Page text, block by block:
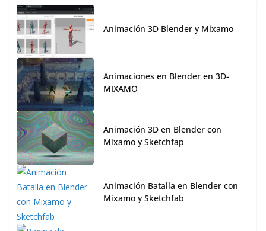
Animación 3D Blender y Mixamo
Animaciones en Blender en 3D-
MIXAMO
Animación 3D en Blender con
Mixamo y Sketchfap
Animación Batalla en Blender con
Mixamo y Sketchfab